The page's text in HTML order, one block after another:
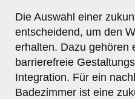
Die Auswahl einer
entscheidend, um den
erhalten. Dazu gehören
barrierefreie
Integration. Für ein
Badezimmer ist eine